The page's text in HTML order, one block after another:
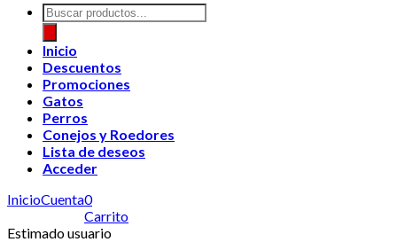
Búsqueda
de
productos
Inicio
Descuentos
Promociones
Gatos
Perros
Conejos y Roedores
Lista de deseos
Acceder
InicioCuenta0
Carrito
Estimado usuario